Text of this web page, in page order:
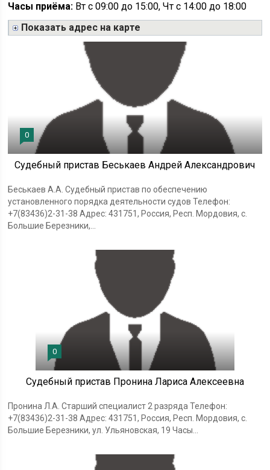
Часы приёма: Вт с 09:00 до 15:00, Чт с 14:00 до 18:00
Показать адрес на карте
0
Судебный пристав Беськаев Андрей Александрович
Беськаев А.А. Судебный пристав по обеспечению
установленного порядка деятельности судов Телефон:
+7(83436)2-31-38 Адрес: 431751, Россия, Респ. Мордовия, с.
Большие Березники,...
0
Судебный пристав Пронина Лариса Алексеевна
Пронина Л.А. Старший специалист 2 разряда Телефон:
+7(83436)2-31-38 Адрес: 431751, Россия, Респ. Мордовия, с.
Большие Березники, ул. Ульяновская, 19 Часы...